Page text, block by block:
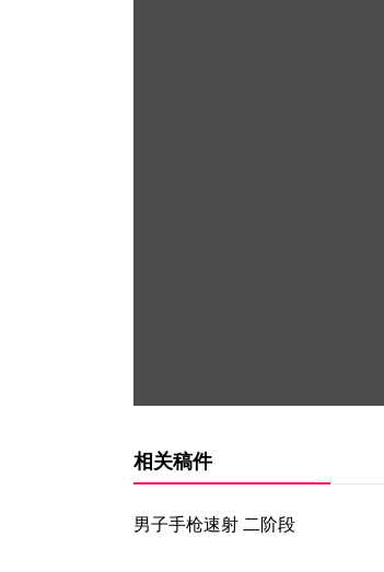
相关稿件
男子手枪速射 二阶段